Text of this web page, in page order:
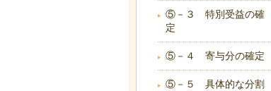
⑤－３ 特別受益の確
定
⑤－４ 寄与分の確定
⑤－５ 具体的な分割